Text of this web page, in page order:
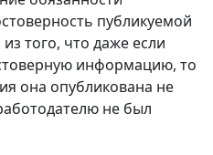
публикуемой
того, что даже если
информацию, то
она опубликована не
не был